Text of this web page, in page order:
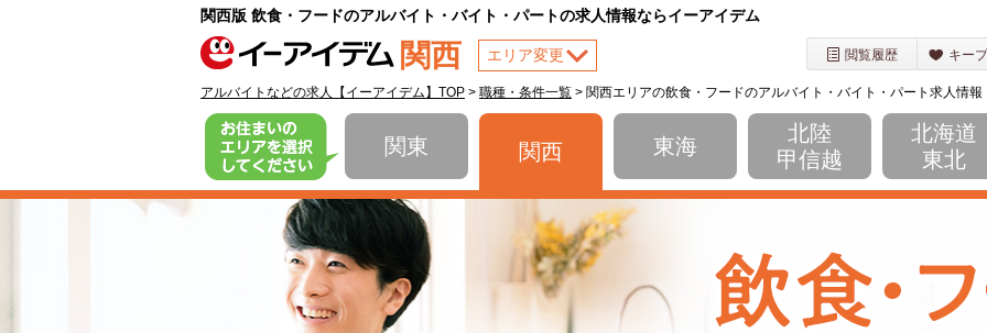
関西版 飲食・フードのアルバイト・バイト・パートの求人情報ならイーアイデム
関西 エリア変更 閲覧履歴 キー
アルバイトなどの求人【イーアイデム】TOP > 職種・条件一覧 > 関西エリアの飲食・フードのアルバイト・バイト・パート求人情報
お住まいのエリアを選択してください
関東 関西 東海
北陸
甲信越
北海道
東北